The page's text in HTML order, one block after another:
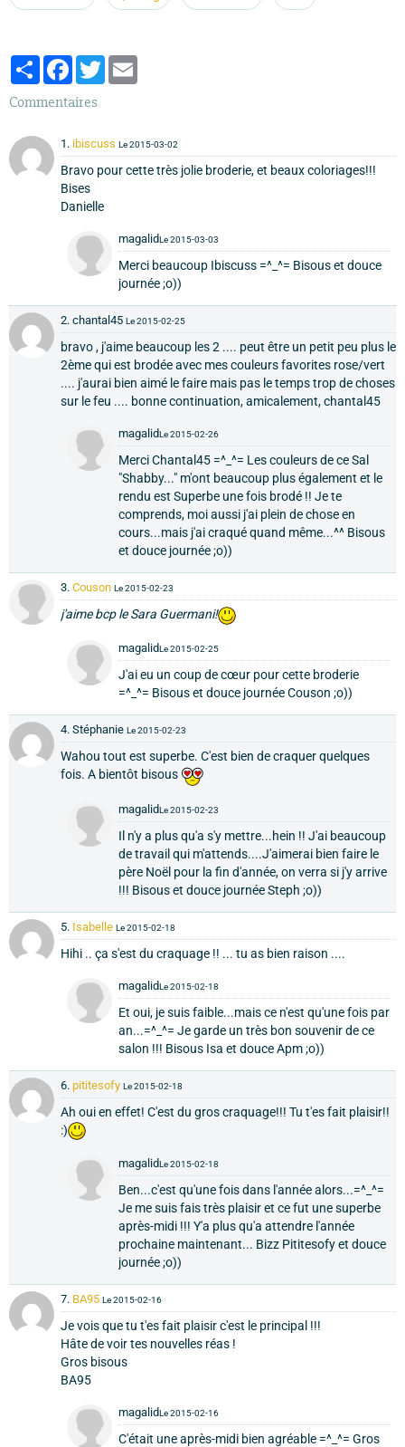
PartagerFacebook
Twitter
Commentaires
1. ibiscuss Le 2015-03-02
Bravo pour cette très jolie broderie, et beaux coloriages!!!
Bises
Danielle
magalidLe 2015-03-03
Merci beaucoup Ibiscuss =^_^= Bisous et douce
journée ;o))
2. chantal45 Le 2015-02-25
bravo , j'aime beaucoup les 2 .... peut être un petit peu plus le
2ème qui est brodée avec mes couleurs favorites rose/vert
.... j'aurai bien aimé le faire mais pas le temps trop de choses
sur le feu .... bonne continuation, amicalement, chantal45
magalidLe 2015-02-26
Merci Chantal45 =^_^= Les couleurs de ce Sal
"Shabby..." m'ont beaucoup plus également et le
rendu est Superbe une fois brodé !! Je te
comprends, moi aussi j'ai plein de chose en
cours...mais j'ai craqué quand même...^^ Bisous
et douce journée ;o))
3. Couson Le 2015-02-23
j'aime bcp le Sara Guermani!
magalidLe 2015-02-25
J'ai eu un coup de cœur pour cette broderie
=^_^= Bisous et douce journée Couson ;o))
4. Stéphanie Le 2015-02-23
Wahou tout est superbe. C'est bien de craquer quelques
fois. A bientôt bisous
magalidLe 2015-02-23
Il n'y a plus qu'a s'y mettre...hein !! J'ai beaucoup
de travail qui m'attends....J'aimerai bien faire le
père Noël pour la fin d'année, on verra si j'y arrive
!!! Bisous et douce journée Steph ;o))
5. Isabelle Le 2015-02-18
Hihi .. ça s'est du craquage !! ... tu as bien raison ....
magalidLe 2015-02-18
Et oui, je suis faible...mais ce n'est qu'une fois par
an...=^_^= Je garde un très bon souvenir de ce
salon !!! Bisous Isa et douce Apm ;o))
6. pititesofy Le 2015-02-18
Ah oui en effet! C'est du gros craquage!!! Tu t'es fait plaisir!!
:)
magalidLe 2015-02-18
Ben...c'est qu'une fois dans l'année alors...=^_^=
Je me suis fais très plaisir et ce fut une superbe
après-midi !!! Y'a plus qu'a attendre l'année
prochaine maintenant... Bizz Pititesofy et douce
journée ;o))
7. BA95 Le 2015-02-16
Je vois que tu t'es fait plaisir c'est le principal !!!
Hâte de voir tes nouvelles réas !
Gros bisous
BA95
magalidLe 2015-02-16
C'était une après-midi bien agréable =^_^= Gros